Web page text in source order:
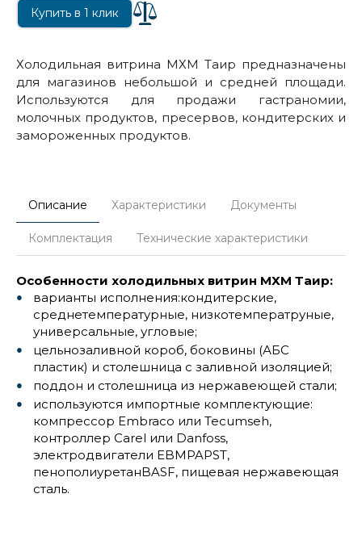
Купить в 1 клик
Холодильная витрина МХМ Таир предназначены
для магазинов небольшой и средней площади.
Используются для продажи гастраномии,
молочных продуктов, пресервов, кондитерских и
замороженных продуктов.
Описание Характеристики Документы
Комплектация Технические характеристики
Особенности холодильных витрин МХМ Таир:
варианты исполнения:кондитерские,
среднетемпературные, низкотемператруные,
универсальные, угловые;
цельнозаливной короб, боковины (АБС
пластик) и столешница с заливной изоляцией;
поддон и столешница из нержавеющей стали;
используются импортные комплектующие:
компрессор Embraco или Tecumseh,
контроллер Carel или Danfoss,
электродвигатели EBMPAPST,
пенополиуретанBASF, пищевая нержавеющая
сталь.